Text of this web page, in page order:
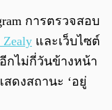
การตรวจสอบ
และเว็บไซต์
กไม่กี่วันข้างหน้า
สดงสถานะ ‘อยู่